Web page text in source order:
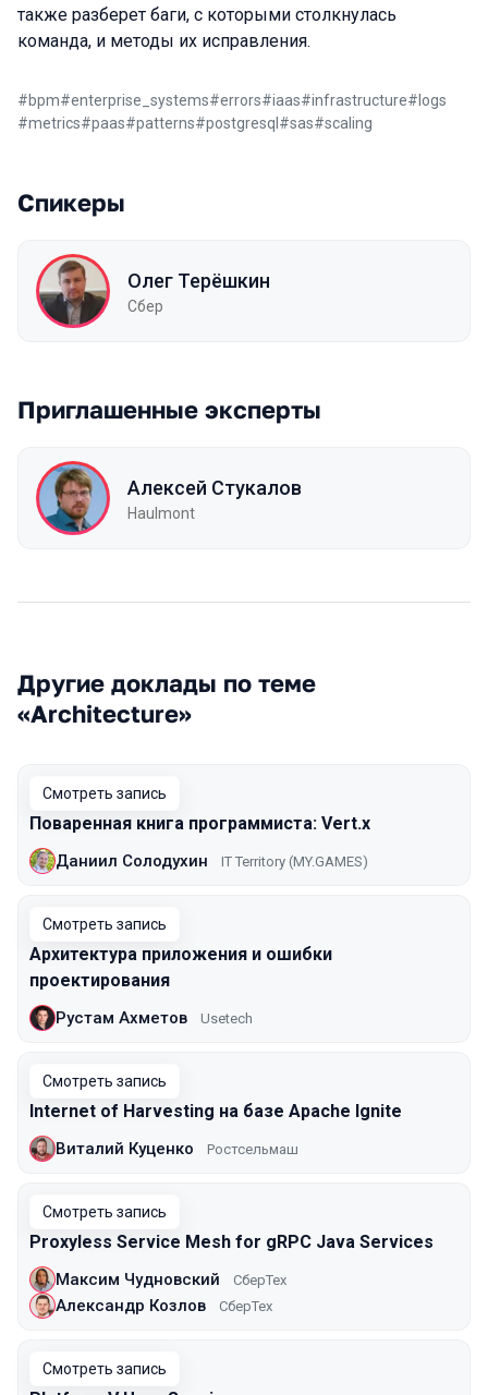
также разберет баги, с которыми столкнулась
команда, и методы их исправления.
#bpm#enterprise_systems#errors#iaas#infrastructure# logs
#metrics#paas#patterns#postgresql #sas#scaling
Спикеры
Олег Терёшкин
Сбер
Приглашенные эксперты
Алексей Стукалов
Haulmont
Другие доклады по теме
«Architecture»
Смотреть запись
Поваренная книга программиста: Vert.x
Даниил Солодухин IT Territory (MY.GAMES)
Смотреть запись
Архитектура приложения и ошибки
проектирования
Рустам Ахметов Usetech
Смотреть запись
Internet of Harvesting на базе Apache Ignite
Виталий Куценко Ростсельмаш
Смотреть запись
Proxyless Service Mesh for gRPC Java Services
Максим Чудновский СберТех
Александр Козлов СберТех
Смотреть запись